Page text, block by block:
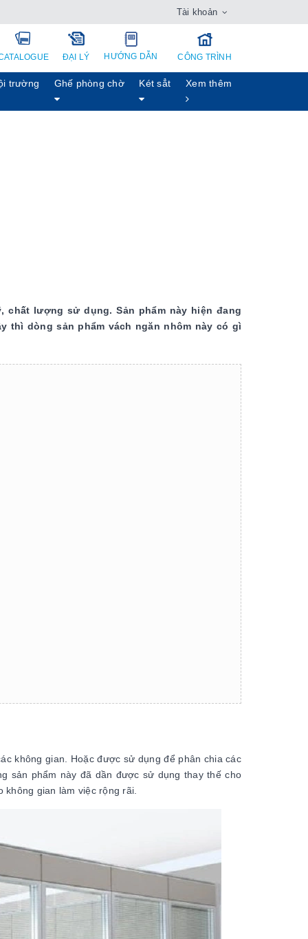
Tài khoản
ĐẠI LÝ HƯỚNG DẪN CÔNG TRÌNH
trường Ghế phòng chờ Két sẳt Xem thêm
lượng sử dụng. Sản phẩm này hiện đang
dòng sản phẩm vách ngăn nhôm này có gì
không gian. Hoặc được sử dụng để phân chia các
sản phẩm này đã dần được sử dụng thay thế cho
gian làm việc rộng rãi.